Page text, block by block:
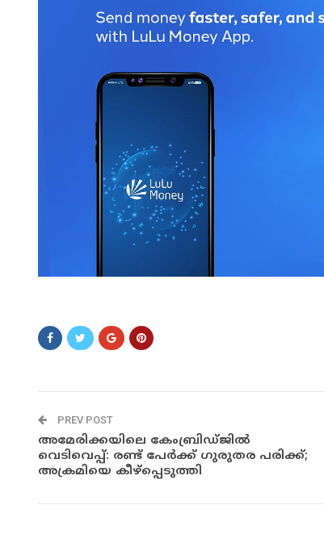
PREV POST
അമേരിക്കയിലെ കേംബ്രിഡ്ജിൽ
വെടിവെപ്പ്: രണ്ട് പേർക്ക് ഗുരുതര പരിക്ക്;
അക്രമിയെ കീഴ്പ്പെടുത്തി